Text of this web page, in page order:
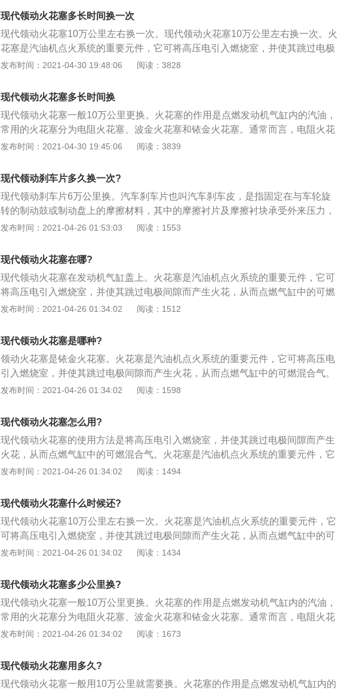
择适合的刹车油。机动车的刹车油是制动系统里面所不可缺少的一个部分，在机
动车的制动系统里面它是传递的介质，刹车油是以液体的状态呈现，液体是不能
被压缩的，在总泵输出的压力会通过制动液直接传递到各分泵之中。
现代领动火花塞多长时间换一次
现代领动火花塞10万公里左右换一次。现代领动火花塞10万公里左右换一次。火
花塞是汽油机点火系统的重要元件，它可将高压电引入燃烧室，并使其跳过电极
间隙而产生火花，从而点燃气缸中的可燃混合气。汽车火花塞的更换步骤如下：
是否损坏，检查绝缘体是否击穿，检查电极是否磨损等）；2、选择合适工具，
组装工具，拆卸火花塞，并逐个取出火花塞；用清洁布遮盖住气缸上火花塞孔，
避免物体进入缸体内部；3、将点火线圈对正火花塞，安装到位，使用工具旋入
螺栓；清洁量具，测量火花塞间隙，并判断火花塞；4、检查新火花塞外观是否
存在问题，将火花塞装入专用套筒，旋入火花塞孔使用数字式扭力扳手，调至25
力扳手拧紧至8nm。启动车辆，消除故障，整理工位。
发布时间：2021-04-30 19:48:06 阅读：3828
现代领动火花塞多长时间换
现代领动火花塞一般10万公里更换。火花塞的作用是点燃发动机气缸内的汽油，
常用的火花塞分为电阻火花塞、波金火花塞和铱金火花塞。通常而言，电阻火花
塞的寿命为2万公里，波金火花塞的寿命为4万公里，而铱金火花塞的寿命则能达
中，其电极及裙部绝缘体会有正常的积炭产生，假如这些积炭长期不予清洁，会
越积越多，最终导致电极漏电甚至不能跳火；2、忌长期使用。火花塞型号繁
多，但都有自己的经济寿命、假如超过经济寿命后仍然使用，将不利于发动机的
动力性和经济性的发挥；3、忌随意除垢。清洁外表时，不可图方便、快捷使用
砂纸、金属片等除垢，而应当把火花塞浸入汽油中，用毛刷予以清除，以确保火
发布时间：2021-04-30 19:45:06 阅读：3839
现代领动刹车片多久换一次?
现代领动刹车片6万公里换。汽车刹车片也叫汽车刹车皮，是指固定在与车轮旋
转的制动鼓或制动盘上的摩擦材料，其中的摩擦衬片及摩擦衬块承受外来压力，
产生摩擦作用从而达到车辆减速的目的。以下是刹车片的更换方法：1、在更换
制动液页面在最高限度上面则应该将制动液吸出来一些，以防止更换过程中制动
液溢出；2、准备好待更换的刹车片，拆下该制动器所在的车轮。拆的过程中要
避免轮辋刮花；3、用扳手结合套筒将制动钳的螺栓拆下来，然后取下刹车皮片
（有刹车感应线的要先将刹车感应线拆下来）。观察刹车片是否磨损过度或者有
裂痕，如果有则进行下一步的更换；4、由于制动钳会有很多沙子或者泥土，所
将活塞压到压不动的位置，然后将刹车片装在制动钳上面，将新的刹车片安装到
位后（有刹车感应线的也应该安装好），旋紧导向螺栓，安装完毕；6、安装好
之后盖好储液罐盖子，进车内用力踩几下制动踏板，并进行制动器复位。然后观
是否体现出来。
发布时间：2021-04-26 01:53:03 阅读：1553
现代领动火花塞在哪?
现代领动火花塞在发动机气缸盖上。火花塞是汽油机点火系统的重要元件，它可
将高压电引入燃烧室，并使其跳过电极间隙而产生火花，从而点燃气缸中的可燃
混合气。汽车火花塞的更换步骤如下：1、拔下点火线圈线束插头，拆卸点火线
极是否磨损等）；2、选择合适工具，组装工具，拆卸火花塞，并逐个取出火花
塞；用清洁布遮盖住气缸上火花塞孔，避免物体进入缸体内部；3、将点火线圈
对正火花塞，安装到位，使用工具旋入螺栓；清洁量具，测量火花塞间隙，并判
断火花塞；4、检查新火花塞外观是否存在问题，将火花塞装入专用套筒，旋入
火花塞孔使用数字式扭力扳手，调至25nm，拧紧火花塞，关闭点火开关，打开引
整理工位。
发布时间：2021-04-26 01:34:02 阅读：1512
现代领动火花塞是哪种?
领动火花塞是铱金火花塞。火花塞是汽油机点火系统的重要元件，它可将高压电
引入燃烧室，并使其跳过电极间隙而产生火花，从而点燃气缸中的可燃混合气。
火花塞的结构介绍如下：1、钢壳：钢壳下部是细螺纹，用于与缸盖火花塞孔配
是中心电极。金属杆下端与中心电极上端通过导体玻璃体接触，金属杆上端装有
接线螺母；3、在钢制壳体与中心电极之间有高氧化铝陶瓷绝缘体，使中心电极
在通电时绝缘；4、钢壳体最下部装有弯曲的侧电极；5、钢壳外部的中部有铜制
垫圈。
发布时间：2021-04-26 01:34:02 阅读：1598
现代领动火花塞怎么用?
现代领动火花塞的使用方法是将高压电引入燃烧室，并使其跳过电极间隙而产生
火花，从而点燃气缸中的可燃混合气。火花塞是汽油机点火系统的重要元件，它
可将高压电引入燃烧室，并使其跳过电极间隙而产生火花，从而点燃气缸中的可
线圈固定螺栓；检查火花塞（检查接线柱是否损坏，检查绝缘体是否击穿，检查
电极是否磨损等）；2、选择合适工具，组装工具，拆卸火花塞，并逐个取出火
花塞；用清洁布遮盖住气缸上火花塞孔，避免物体进入缸体内部；3、将点火线
圈对正火花塞，安装到位，使用工具旋入螺栓；清洁量具，测量火花塞间隙，并
判断火花塞；4、检查新火花塞外观是否存在问题，将火花塞装入专用套筒，旋
引擎盖，安装三件套；5、使用数字式扭力扳手拧紧至8nm。启动车辆，消除故
障，整理工位。
发布时间：2021-04-26 01:34:02 阅读：1494
现代领动火花塞什么时候还?
现代领动火花塞10万公里左右换一次。火花塞是汽油机点火系统的重要元件，它
可将高压电引入燃烧室，并使其跳过电极间隙而产生火花，从而点燃气缸中的可
燃混合气。汽车火花塞的更换步骤如下：1、拔下点火线圈线束插头，拆卸点火
电极是否磨损等）；2、选择合适工具，组装工具，拆卸火花塞，并逐个取出火
花塞；用清洁布遮盖住气缸上火花塞孔，避免物体进入缸体内部；3、将点火线
圈对正火花塞，安装到位，使用工具旋入螺栓；清洁量具，测量火花塞间隙，并
判断火花塞；4、检查新火花塞外观是否存在问题，将火花塞装入专用套筒，旋
入火花塞孔使用数字式扭力扳手，调至25nm，拧紧火花塞，关闭点火开关，打开
障，整理工位。
发布时间：2021-04-26 01:34:02 阅读：1434
现代领动火花塞多少公里换?
现代领动火花塞一般10万公里更换。火花塞的作用是点燃发动机气缸内的汽油，
常用的火花塞分为电阻火花塞、波金火花塞和铱金火花塞。通常而言，电阻火花
塞的寿命为2万公里，波金火花塞的寿命为4万公里，而铱金火花塞的寿命则能达
中，其电极及裙部绝缘体会有正常的积炭产生，如果这些积炭长期不予清洁，会
越积越多，最终导致电极漏电甚至不能跳火；2、忌长期使用。火花塞型号繁
发布时间：2021-04-26 01:34:02 阅读：1673
现代领动火花塞用多久?
现代领动火花塞一般用10万公里就需要换。火花塞的作用是点燃发动机气缸内的